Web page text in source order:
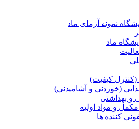
نمونه آزمای ماد
ماد
(کنترل کیفیت)
(خوردنی و آشامیدنی)
و بهداشتی
مکمل و مواد اولیه
کننده ها